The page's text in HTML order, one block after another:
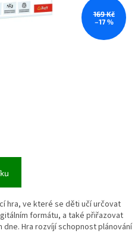
169 Kč
–17 %
hra, ve které se děti učí určovat
formátu, a také přiřazovat
Hra rozvíjí schopnost plánování